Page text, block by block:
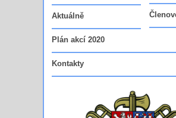
Aktuálně
Plán akcí 2020
Kontakty